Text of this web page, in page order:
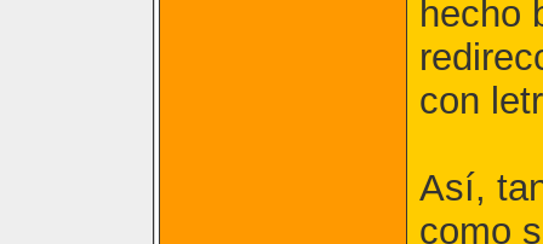
hecho
con
Así,
como